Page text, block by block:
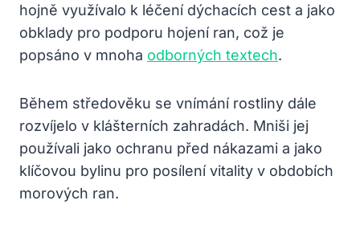
hojně využívalo k léčení dýchacích cest a jako
obklady pro podporu hojení ran, což je
popsáno v mnoha odborných textech.
Během středověku se vnímání rostliny dále
rozvíjelo v klášterních zahradách. Mniši jej
používali jako ochranu před nákazami a jako
klíčovou bylinu pro posílení vitality v obdobích
morových ran.